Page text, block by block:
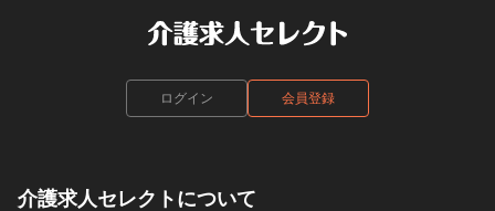
ログイン 会員登録
介護求人セレクトについて